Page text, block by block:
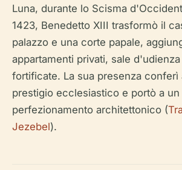
Luna, durante lo Scisma
1423, Benedetto XIII trasformò il
palazzo e una corte papale,
appartamenti privati, sale
fortificate. La sua presenza conferì
prestigio ecclesiastico e portò a un
perfezionamento architettonico (
Jezebel).